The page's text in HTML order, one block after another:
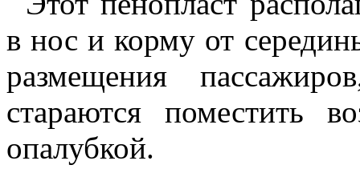
в нос и корму от
размещения
стараются поместить
опалубкой.